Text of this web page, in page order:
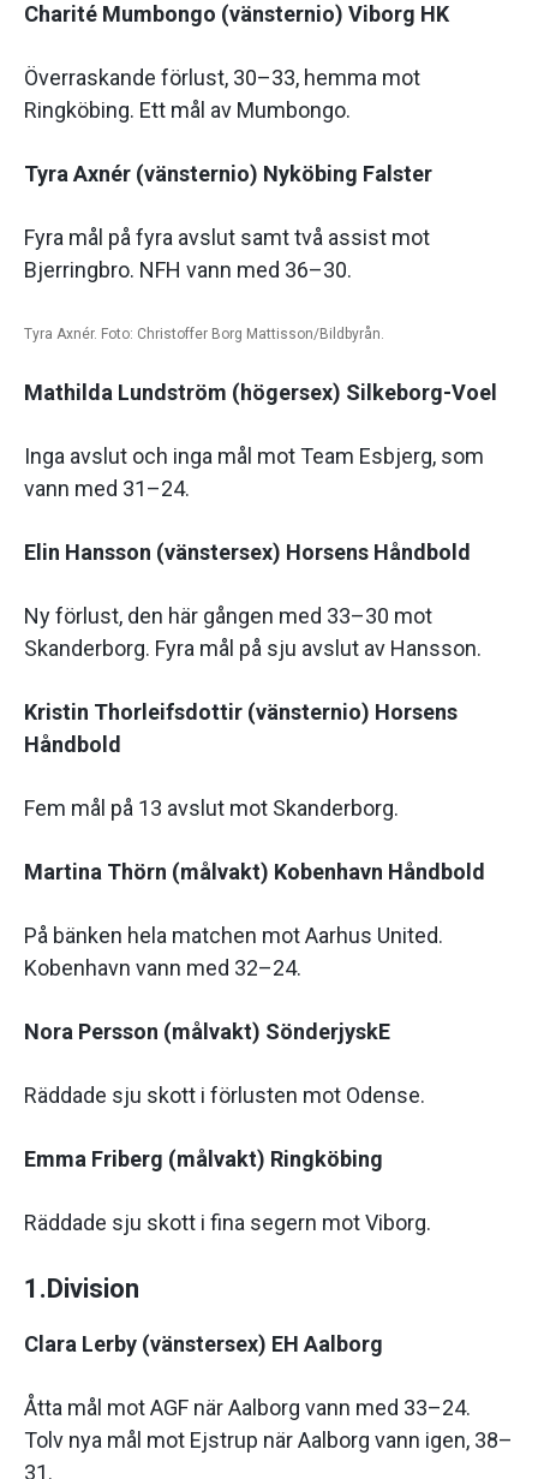
Charité Mumbongo (vänsternio) Viborg HK
Överraskande förlust, 30–33, hemma mot
Ringköbing. Ett mål av Mumbongo.
Tyra Axnér (vänsternio) Nyköbing Falster
Fyra mål på fyra avslut samt två assist mot
Bjerringbro. NFH vann med 36–30.
Tyra Axnér. Foto: Christoffer Borg Mattisson/Bildbyrån.
Mathilda Lundström (högersex) Silkeborg-Voel
Inga avslut och inga mål mot Team Esbjerg, som
vann med 31–24.
Elin Hansson (vänstersex) Horsens Håndbold
Ny förlust, den här gången med 33–30 mot
Skanderborg. Fyra mål på sju avslut av Hansson.
Kristin Thorleifsdottir (vänsternio) Horsens
Håndbold
Fem mål på 13 avslut mot Skanderborg.
Martina Thörn (målvakt) Kobenhavn Håndbold
På bänken hela matchen mot Aarhus United.
Kobenhavn vann med 32–24.
Nora Persson (målvakt) SönderjyskE
Räddade sju skott i förlusten mot Odense.
Emma Friberg (målvakt) Ringköbing
Räddade sju skott i fina segern mot Viborg.
1.Division
Clara Lerby (vänstersex) EH Aalborg
Åtta mål mot AGF när Aalborg vann med 33–24.
Tolv nya mål mot Ejstrup när Aalborg vann igen, 38–
31.